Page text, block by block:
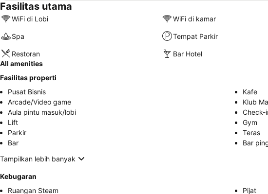
Fasilitas utama
WiFi di Lobi WiFi di kamar
Spa Tempat Parkir
Restoran Bar Hotel
All amenities
Fasilitas properti
Pusat Bisnis
Kafe
Arcade/Video game
Klub
Aula pintu masuk/lobi
Check-
Lift
Gym
Parkir
Teras
Bar
Bar
Tampilkan lebih banyak
Kebugaran
Ruangan Steam
Pijat